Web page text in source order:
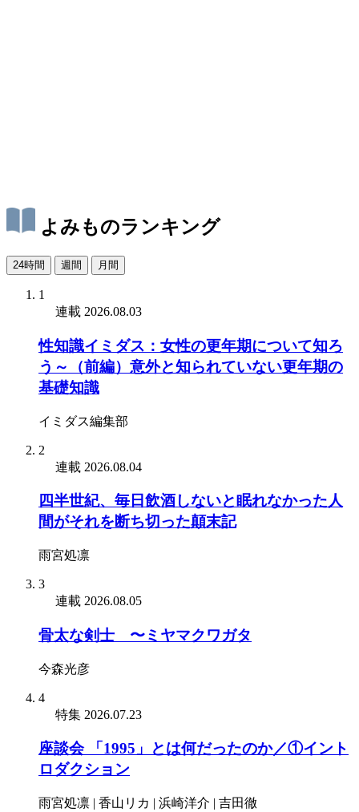
よみものランキング
24時間 週間 月間
1
連載 2026.08.03
性知識イミダス：女性の更年期について知ろ
う～（前編）意外と知られていない更年期の
基礎知識
イミダス編集部
2
連載 2026.08.04
四半世紀、毎日飲酒しないと眠れなかった人
間がそれを断ち切った顛末記
雨宮処凛
3
連載 2026.08.05
骨太な剣士 〜ミヤマクワガタ
今森光彦
4
特集 2026.07.23
座談会 「1995」とは何だったのか／①イント
ロダクション
雨宮処凛 | 香山リカ | 浜崎洋介 | 吉田徹